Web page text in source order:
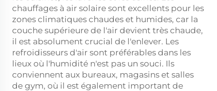
chauffages à air solaire sont excellents pour les
zones climatiques chaudes et humides, car la
couche supérieure de l'air devient très chaude,
il est absolument crucial de l'enlever. Les
refroidisseurs d'air sont préférables dans les
lieux où l'humidité n'est pas un souci. Ils
conviennent aux bureaux, magasins et salles
de gym, où il est également important de